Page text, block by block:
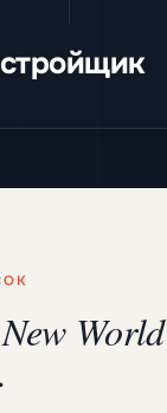
New World